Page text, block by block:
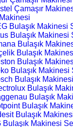
Çamaşır
Bulaşık Makinesi
Bulaşık Makinesi
Bulaşık
Bulaşık
Bulaşık
Bulaşık Makinesi
Bulaşık
Bulaşık
Bulaşık
Bulaşık
Bulaşık
Bulaşık Makinesi